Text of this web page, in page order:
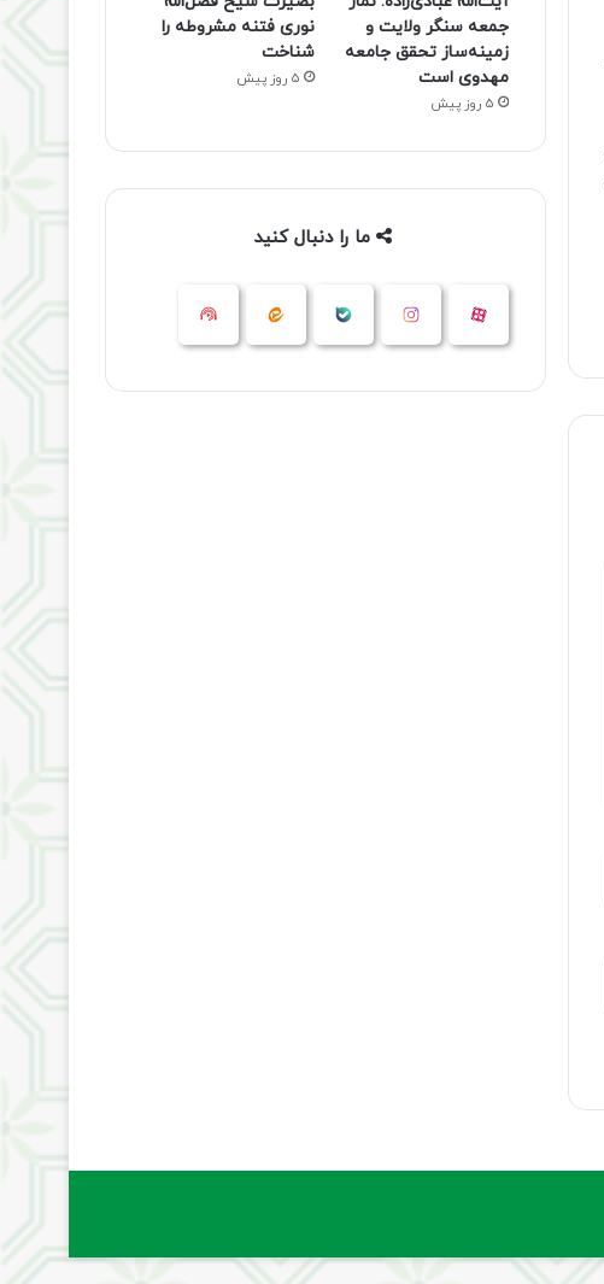
جمعه سنگر ولایت و
زمینه‌ساز تحقق جامعه
مهدوی است
5 روز پیش
نوری فتنه مشروطه را
شناخت
5 روز پیش
ما را دنبال کنید
آپارات اینستاگرام ایتا